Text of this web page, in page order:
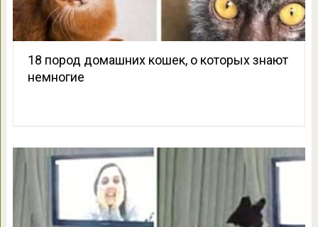
18 пород домашних кошек, о которых знают
немногие